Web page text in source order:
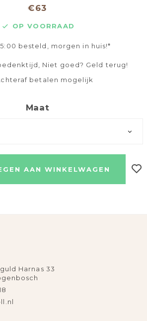
€63
OP VOORRAAD
besteld, morgen in huis!*
Niet goed? Geld terug!
betalen mogelijk
Maat
AAN WINKELWAGEN
Harnas 33